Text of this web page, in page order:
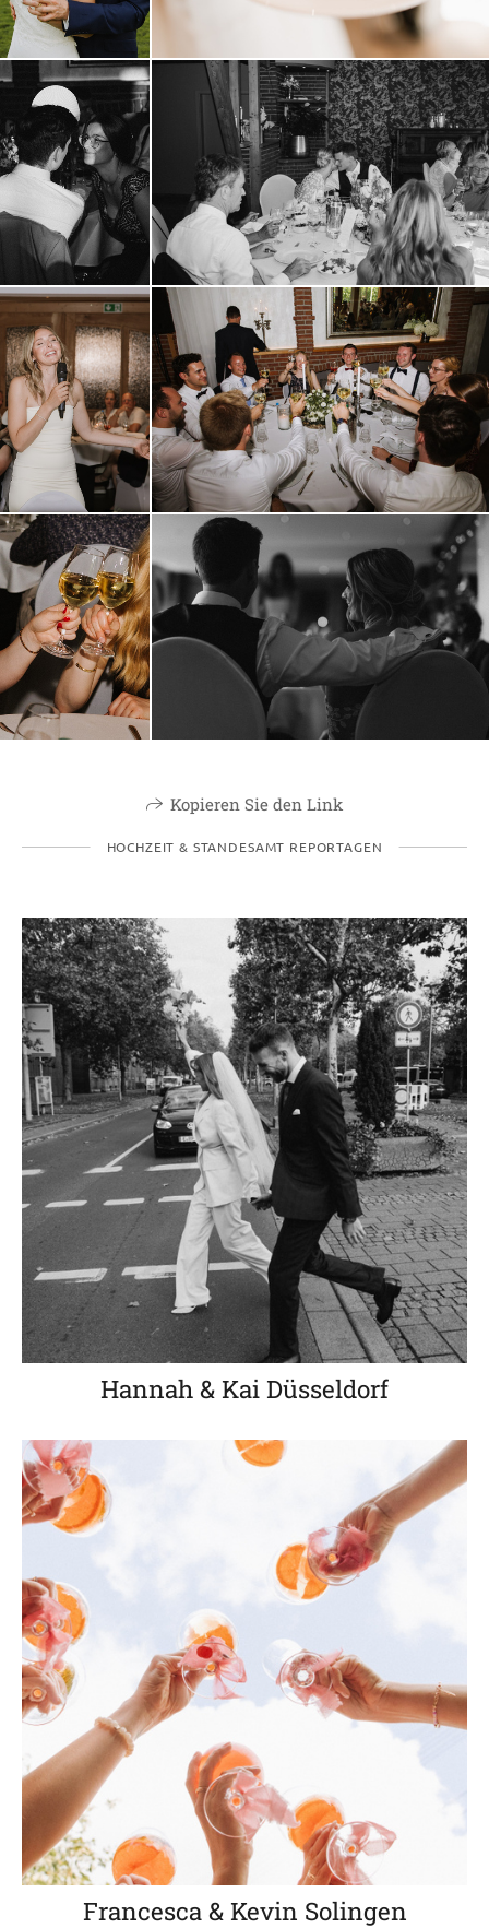
Kopieren Sie den Link
HOCHZEIT & STANDESAMT REPORTAGEN
Hannah & Kai Düsseldorf
Francesca & Kevin Solingen